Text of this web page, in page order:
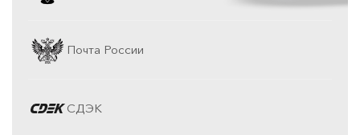
Почта России
СДЭК